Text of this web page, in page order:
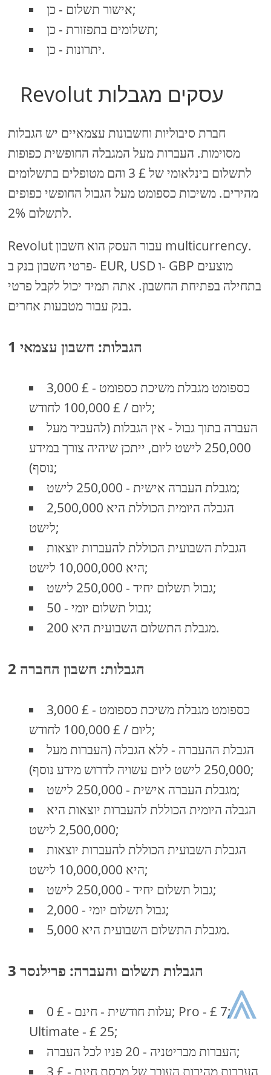
אישור תשלום - כן;
תשלומים בתפזורת - כן;
יתרונות - כן.
Revolut עסקים מגבלות
חברת סיבוליות וחשבונות עצמאיים יש הגבלות
מסוימות. העברות מעל המגבלה החופשית כפופות
לתשלום בינלאומי של £ 3 והם מטופלים בתשלומים
מהירים. משיכות כספומט מעל הגבול החופשי כפופים
לתשלום 2%.
Revolut עבור העסק הוא חשבון multicurrency.
פרטי חשבון בנק ב- EUR, USD ו- GBP מוצעים
בתחילה בפתיחת החשבון. אתה תמיד יכול לקבל פרטי
בנק עבור מטבעות אחרים.
1 הגבלות: חשבון עצמאי
כספומט מגבלת משיכת כספומט - £ 3,000
ליום / £ 100,000 לחודש;
העברה בתוך גבול - אין הגבלות (להעביר מעל
250,000 לישט ליום, ייתכן שיהיה צורך במידע
נוסף);
מגבלת העברה אישית - 250,000 לישט;
הגבלה היומית הכוללת היא 2,500,000
לישט;
הגבלת השבועית הכוללת להעברות יוצאות
היא 10,000,000 לישט;
גבול תשלום יחיד - 250,000 לישט;
גבול תשלום יומי - 50;
מגבלת התשלום השבועית היא 200.
2 הגבלות: חשבון החברה
כספומט מגבלת משיכת כספומט - £ 3,000
ליום / £ 100,000 לחודש;
הגבלת ההעברה - ללא הגבלה (העברות מעל
250,000 לישט ליום עשויה לדרוש מידע נוסף);
מגבלת העברה אישית - 250,000 לישט;
הגבלה היומית הכוללת להעברות יוצאות היא
2,500,000 לישט;
הגבלת השבועית הכוללת להעברות יוצאות
היא 10,000,000 לישט;
גבול תשלום יחיד - 250,000 לישט;
גבול תשלום יומי - 2,000;
מגבלת התשלום השבועית היא 5,000.
3 הגבלות תשלום והעברה: פרילנסר
עלות חודשית - חינם - £ 0; Pro - £ 7;
Ultimate - £ 25;
העברות מבריטניה - 20 פניו לכל העברה;
העברות מהירות העובר של מכסת חינם - £ 3
⩓